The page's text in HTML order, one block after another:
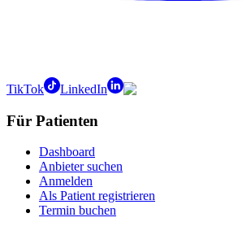
TikTok LinkedIn
Für Patienten
Dashboard
Anbieter suchen
Anmelden
Als Patient registrieren
Termin buchen